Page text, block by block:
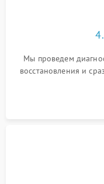
Мы проведем
восстановления и